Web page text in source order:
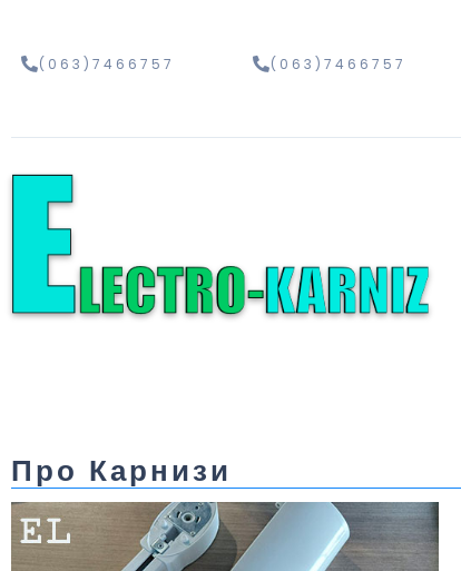
(063)7466757 (063)7466757
Про Карнизи